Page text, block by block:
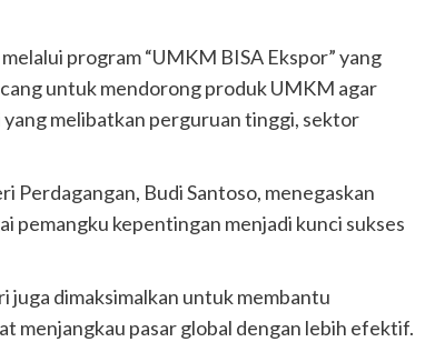
program “UMKM BISA Ekspor” yang
untuk mendorong produk UMKM agar
melibatkan perguruan tinggi, sektor
Perdagangan, Budi Santoso, menegaskan
pemangku kepentingan menjadi kunci sukses
juga dimaksimalkan untuk membantu
menjangkau pasar global dengan lebih efektif.